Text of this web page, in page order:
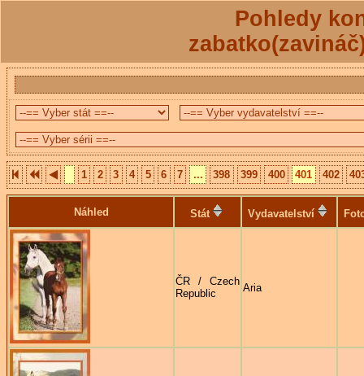
Pohledy
1 2 3 4 5 6 7 ... 398 399 400 401 402
Náhled Stát Vydavatelství
ČR / Czech
Republic
Aria